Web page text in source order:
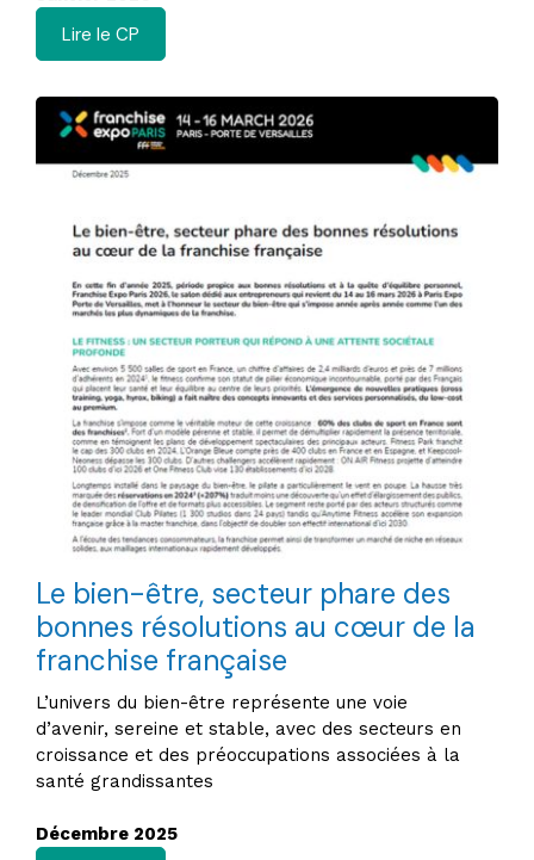
Lire le CP
Le bien-être, secteur phare des
bonnes résolutions au cœur de la
franchise française
L’univers du bien-être représente une voie
d’avenir, sereine et stable, avec des secteurs en
croissance et des préoccupations associées à la
santé grandissantes
Décembre 2025